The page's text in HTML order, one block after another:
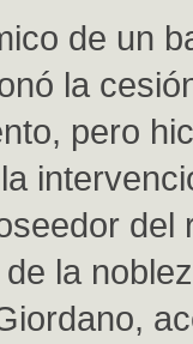
de un
la
pero
del
la